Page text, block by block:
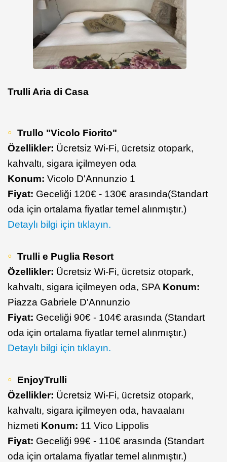
Trulli Aria di Casa
Trullo "Vicolo Fiorito"
Özellikler: Ücretsiz Wi-Fi, ücretsiz otopark,
kahvaltı, sigara içilmeyen oda
Konum: Vicolo D'Annunzio 1
Fiyat: Geceliği 120€ - 130€ arasında(Standart
oda için ortalama fiyatlar temel alınmıştır.)
Detaylı bilgi için tıklayın.
Trulli e Puglia Resort
Özellikler: Ücretsiz Wi-Fi, ücretsiz otopark,
kahvaltı, sigara içilmeyen oda, SPA Konum:
Piazza Gabriele D'Annunzio
Fiyat: Geceliği 90€ - 104€ arasında (Standart
oda için ortalama fiyatlar temel alınmıştır.)
Detaylı bilgi için tıklayın.
EnjoyTrulli
Özellikler: Ücretsiz Wi-Fi, ücretsiz otopark,
kahvaltı, sigara içilmeyen oda, havaalanı
hizmeti Konum: 11 Vico Lippolis
Fiyat: Geceliği 99€ - 110€ arasında (Standart
oda için ortalama fiyatlar temel alınmıştır.)